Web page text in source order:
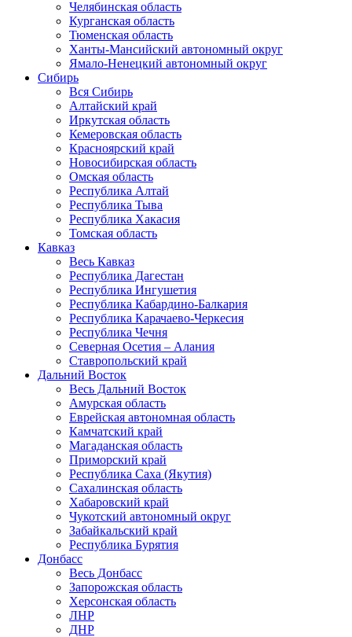
Челябинская область
Курганская область
Тюменская область
Ханты-Мансийский автономный округ
Ямало-Ненецкий автономный округ
Сибирь
Вся Сибирь
Алтайский край
Иркутская область
Кемеровская область
Красноярский край
Новосибирская область
Омская область
Республика Алтай
Республика Тыва
Республика Хакасия
Томская область
Кавказ
Весь Кавказ
Республика Дагестан
Республика Ингушетия
Республика Кабардино-Балкария
Республика Карачаево-Черкесия
Республика Чечня
Северная Осетия – Алания
Ставропольский край
Дальний Восток
Весь Дальний Восток
Амурская область
Еврейская автономная область
Камчатский край
Магаданская область
Приморский край
Республика Саха (Якутия)
Сахалинская область
Хабаровский край
Чукотский автономный округ
Забайкальский край
Республика Бурятия
Донбасс
Весь Донбасс
Запорожская область
Херсонская область
ЛНР
ДНР